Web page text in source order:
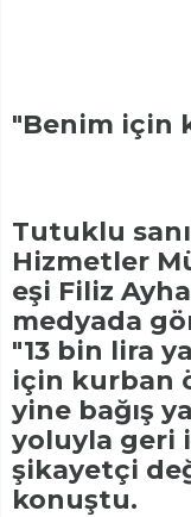
"Benim için
Tutuklu
Hizmetler
eşi Filiz
medyada
"13 bin lira
için kurban
yine bağış
yoluyla geri
şikayetçi
konuştu.